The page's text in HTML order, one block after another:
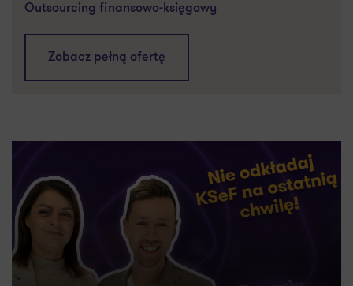
Outsourcing finansowo-księgowy
Zobacz pełną ofertę